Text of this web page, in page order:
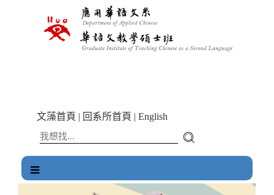
文藻首頁 | 回系所首頁 | English